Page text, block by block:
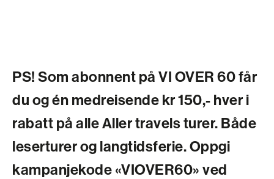
PS! Som abonnent på VI OVER 60 får
du og én medreisende kr 150,- hver i
rabatt på alle Aller travels turer. Både
leserturer og langtidsferie. Oppgi
kampanjekode «VIOVER60» ved